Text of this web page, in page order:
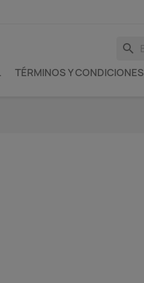
search
TÉRMINOS Y CONDICIONES